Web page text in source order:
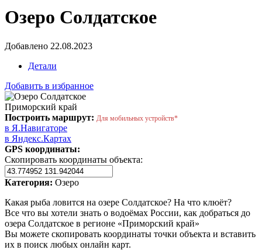
Озеро Солдатское
Добавлено 22.08.2023
Детали
Добавить в избранное
Приморский край
Построить маршрут: Для мобильных устройств*
в Я.Навигаторе
в Яндекс.Картах
GPS координаты:
Скопировать координаты объекта:
Категория: Озеро
Какая рыба ловится на озере Солдатское? На что клюёт?
Все что вы хотели знать о водоёмах России, как добраться до
озера Солдатское в регионе «Приморский край»
Вы можете скопировать координаты точки объекта и вставить
их в поиск любых онлайн карт.